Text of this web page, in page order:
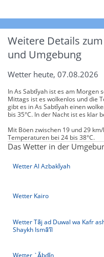
Weitere Details
und Umgebung
Wetter heute, 07.08.2026
In As Sabtīyah ist es am Morgen
Mittags ist es wolkenlos und die
gibt es in As Sabtīyah einen
bis 35°C. In der Nacht ist es klar
Mit Böen zwischen 19 und 29
Temperaturen bei 24 bis 38°C.
Das Wetter in der
Wetter Al Azbakīyah
Wetter Kairo
Wetter Tāj ad Duwal wa Kafr
Shaykh Ismā‘īl